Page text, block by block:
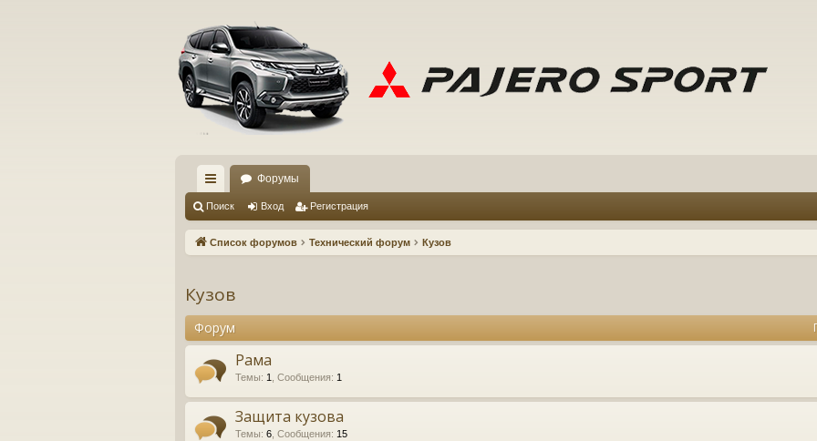
с
ы
Форумы
Поиск Вход Регистрация
Список форумов Технический форум Кузов
Кузов
Форум
Рама
Темы: 1 Сообщения: 1
Защита кузова
Темы: 6 Сообщения: 15